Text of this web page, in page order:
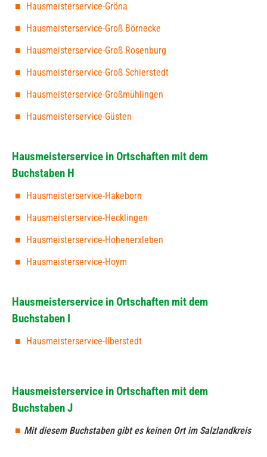
Hausmeisterservice-Gröna
Hausmeisterservice-Groß Börnecke
Hausmeisterservice-Groß Rosenburg
Hausmeisterservice-Groß Schierstedt
Hausmeisterservice-Großmühlingen
Hausmeisterservice-Güsten
Hausmeisterservice in Ortschaften mit dem
Buchstaben H
Hausmeisterservice-Hakeborn
Hausmeisterservice-Hecklingen
Hausmeisterservice-Hohenerxleben
Hausmeisterservice-Hoym
Hausmeisterservice in Ortschaften mit dem
Buchstaben I
Hausmeisterservice-Ilberstedt
Hausmeisterservice in Ortschaften mit dem
Buchstaben J
Mit diesem Buchstaben gibt es keinen Ort im Salzlandkreis